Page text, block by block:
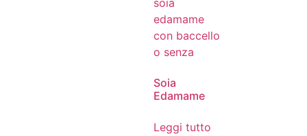
Soia
Edamame
Leggi tutto